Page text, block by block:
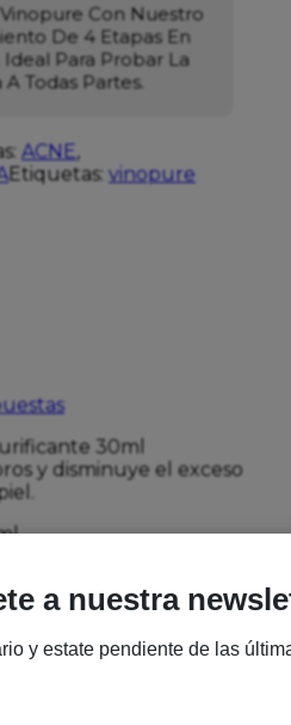
Con Nuestro
De 4 Etapas En
Para Probar La
Todas Partes.
ACNE,
Etiquetas: vinopure
30ml
y disminuye el exceso
las imperfecciones y
queda purificada,
10ml
sin efecto rebote,
los poros y afina la